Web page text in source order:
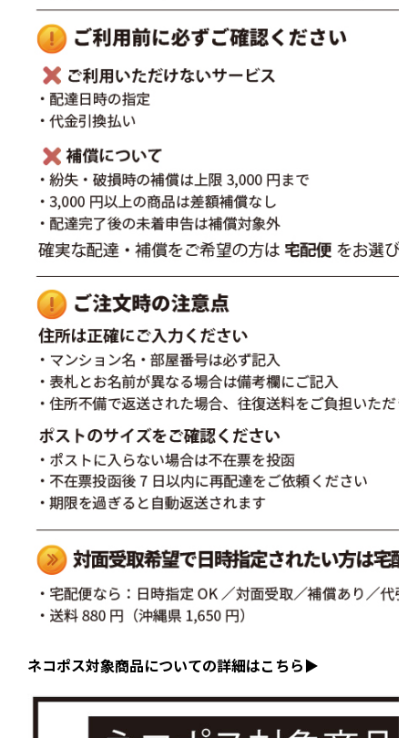
ネコポス対象商品についての詳細はこちら▶